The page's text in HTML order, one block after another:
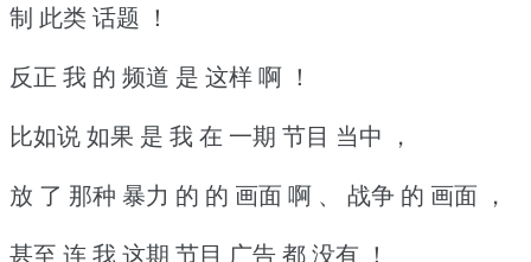
制 此类 话题 ！
反正 我 的 频道 是 这样 啊 ！
比如说 如果 是 我 在 一期 节目 当中 ，
放 了 那种 暴力 的 的 画面 啊 、 战争 的 画面 ，
甚至 连 我 这期 节目 广告 都 没有 ！